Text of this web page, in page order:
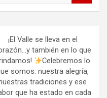
¡El Valle se lleva en el
también en lo que
Celebremos lo
somos: nuestra alegría,
tradiciones y ese
que ha estado en cada